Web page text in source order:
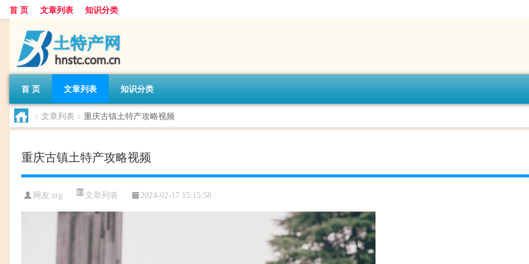
首 页 文章列表 知识分类
首 页 文章列表 知识分类
> 文章列表 > 重庆古镇土特产攻略视频
重庆古镇土特产攻略视频
网友:zrg 文章列表 2024-02-17 15:15:58